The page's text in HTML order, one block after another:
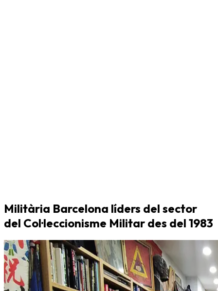
Militària Barcelona líders del sector
del Col·leccionisme Militar des del 1983